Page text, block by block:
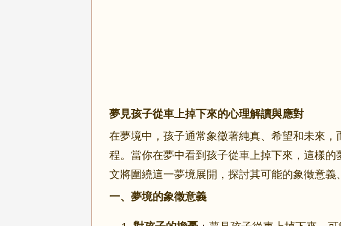
夢見孩子從車上掉下來的心理解讀與應對
在夢境中，孩子通常象徵著純真、希望和未來
程。當你在夢中看到孩子從車上掉下來，這樣
文將圍繞這一夢境展開，探討其可能的象徵意義
一、夢境的象徵意義